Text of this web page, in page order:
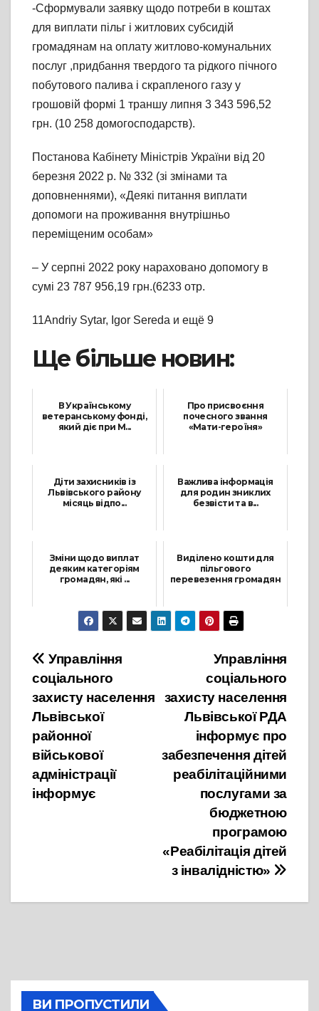
-Сформували заявку щодо потреби в коштах
для виплати пільг і житлових субсидій
громадянам на оплату житлово-комунальних
послуг ,придбання твердого та рідкого пічного
побутового палива і скрапленого газу у
грошовій формі 1 траншу липня 3 343 596,52
грн. (10 258 домогосподарств).
Постанова Кабінету Міністрів України від 20
березня 2022 р. № 332 (зі змінами та
доповненнями), «Деякі питання виплати
допомоги на проживання внутрішньо
переміщеним особам»
– У серпні 2022 року нараховано допомогу в
сумі 23 787 956,19 грн.(6233 отр.
11Andriy Sytar, Igor Sereda и ещё 9
Ще більше новин:
В Українському
ветеранському фонді,
який діє при М...
Про присвоєння
почесного звання
«Мати-героїня»
Діти захисників із
Львівського району
місяць відпо...
Важлива інформація
для родин зниклих
безвісти та в...
Зміни щодо виплат
деяким категоріям
громадян, які ...
28 Грудня, 2022
Виділено кошти для
пільгового
перевезення громадян
7 Вересня, 2022
Навігація
записів
Управління
соціального
захисту населення
Львівської РДА
інформує про
забезпечення дітей
реабілітаційними
послугами за
бюджетною
програмою
«Реабілітація дітей
з інвалідністю»
Управління
соціального
захисту населення
Львівської
районної
військової
адміністрації
інформує
ВИ ПРОПУСТИЛИ